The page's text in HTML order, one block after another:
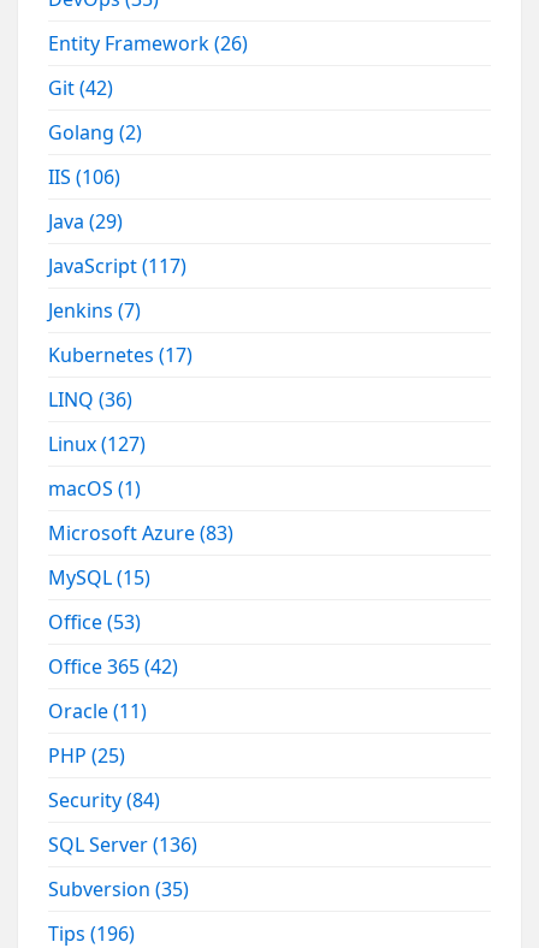
Entity Framework(26)
Git(42)
Golang(2)
IIS(106)
Java(29)
JavaScript(117)
Jenkins(7)
Kubernetes(17)
LINQ(36)
Linux(127)
macOS(1)
Microsoft Azure(83)
MySQL(15)
Office(53)
Office 365(42)
Oracle(11)
PHP(25)
Security(84)
SQL Server(136)
Subversion(35)
Tips(196)